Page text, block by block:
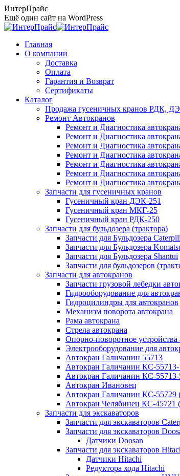
Перейти
к
содержанию
ИнтерПрайс
Ещё один сайт на WordPress
Главная
О компании
Доставка
Оплата
Гарантия и Возврат
Сертификаты
Каталог
Продажа гусеничных кранов РДК,
Ремонт Автокранов
Ремонт и Диагностика
Ремонт и Диагностика
Ремонт и Диагностика
Ремонт и Диагностика
Ремонт и Диагностика
Ремонт и Диагностика
Ремонт и Диагностика
Запчасти для гусеничных кранов
Гусеничный кран ДЭК-251
Гусеничный кран МКГ-25
Гусеничный кран РДК-250
Запчасти для бульдозера (трактора)
Запчасти для Бульдозера
Запчасти для Бульдозера
Запчасти для Бульдозера Shantui
Запчасти для бульдозеров
Запчасти для автокранов
Запчасти грузовой лебедки
Гидрооборудование для
Гидроцилиндры для автокранов
Механизм поворота автокрана
Рама автокрана
Стрела автокрана
Опорно-поворотное устройства
Электрооборудование для
Автокран Галичанин 55713
Автокран Галичанин КС-
Автокран Галичанин КС-
Автокран Ивановец
Автокран Галичанин КС-55729
Автокран Челябинец КС-45721
Запчасти для экскаваторов
Запчасти для экскаваторов
Запчасти для экскаваторов
Датчики Doosan
Запчасти для экскаваторов
Датчики Hitachi
Редуктора хода Hitachi